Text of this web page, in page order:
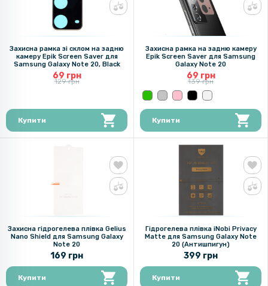
Захисна рамка зі склом на задню
камеру Epik Screen Saver для
Samsung Galaxy Note 20, Black
69 грн
129 грн
Купити
Захисна рамка на задню камеру
Epik Screen Saver для Samsung
Galaxy Note 20
69 грн
139 грн
Купити
Захисна гідрогелева плівка Gelius
Nano Shield для Samsung Galaxy
Note 20
169 грн
Купити
Гідрогелева плівка iNobi Privacy
Matte для Samsung Galaxy Note
20 (Антишпигун)
399 грн
Купити